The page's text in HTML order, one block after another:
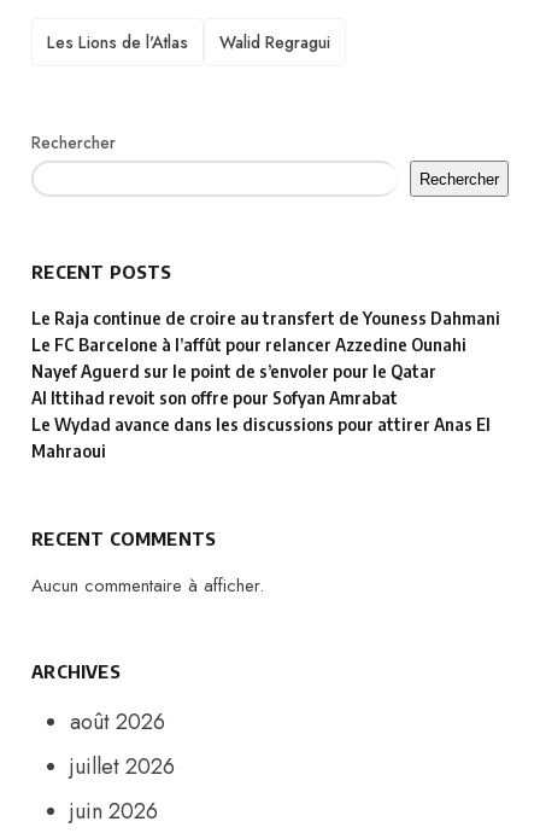
TAGS
Les Lions de l'Atlas Walid Regragui
Rechercher
Rechercher
RECENT POSTS
Le Raja continue de croire au transfert de Youness Dahmani
Le FC Barcelone à l’affût pour relancer Azzedine Ounahi
Nayef Aguerd sur le point de s’envoler pour le Qatar
Al Ittihad revoit son offre pour Sofyan Amrabat
Le Wydad avance dans les discussions pour attirer Anas El
Mahraoui
RECENT COMMENTS
Aucun commentaire à afficher.
ARCHIVES
août 2026
juillet 2026
juin 2026